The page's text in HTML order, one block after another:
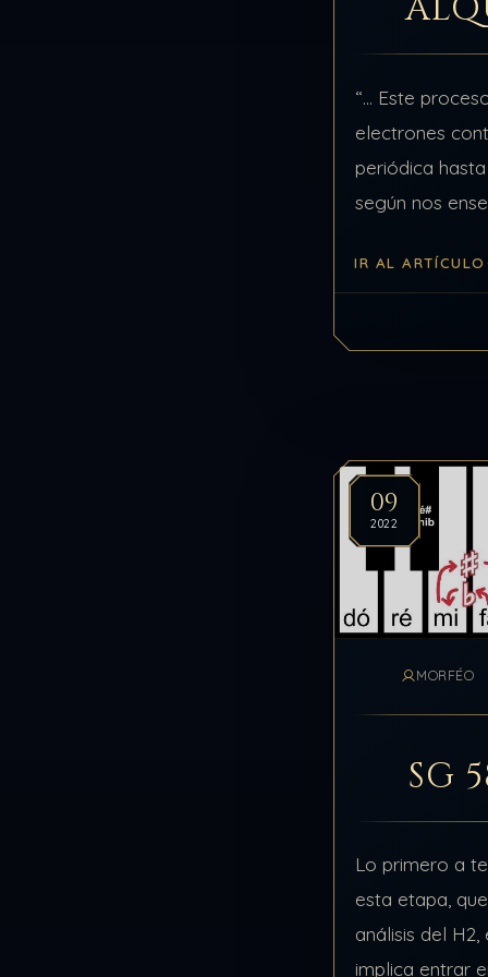
“… Este
electrones
periódica
según nos
sólo se toca lo
IR AL ARTÍCULO
09
2022
MORFÉO
SG
Lo primero a
esta etapa,
análisis del
implica entrar